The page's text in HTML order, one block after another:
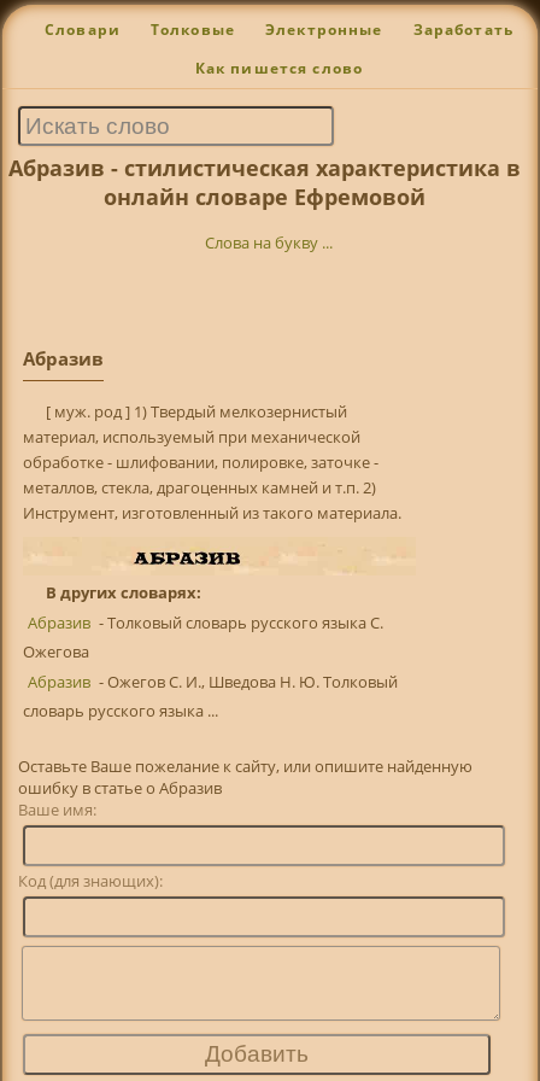
Словари Толковые Электронные Заработать
Как пишется слово
Абразив - стилистическая характеристика в
онлайн словаре Ефремовой
Слова на букву ...
Абразив
[ муж. род ] 1) Твердый мелкозернистый
материал, используемый при механической
обработке - шлифовании, полировке, заточке -
металлов, стекла, драгоценных камней и т.п. 2)
Инструмент, изготовленный из такого материала.
В других словарях:
Абразив - Толковый словарь русского языка С.
Ожегова
Абразив - Ожегов С. И., Шведова Н. Ю. Толковый
словарь русского языка ...
Оставьте Ваше пожелание к сайту, или опишите найденную
ошибку в статье о Абразив
Ваше имя:
Код (для знающих):